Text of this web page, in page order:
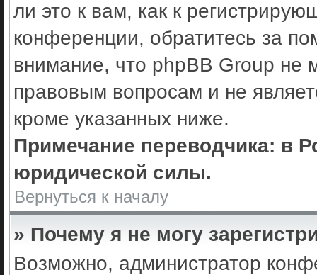
ли это к вам, как к
конференции, обратитесь за
внимание, что phpBB Group не
правовым вопросам и не
кроме указанных ниже.
Примечание переводчика: в
юридической силы.
Вернуться к началу
» Почему я не могу
Возможно, администратор